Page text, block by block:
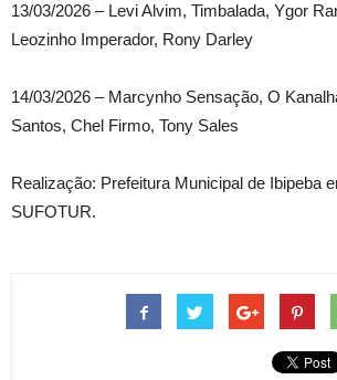
13/03/2026 – Levi Alvim, Timbalada, Ygor
Leozinho Imperador, Rony Darley
14/03/2026 – Marcynho Sensação, O
Santos, Chel Firmo, Tony Sales
Realização: Prefeitura Municipal de Ibipeba
SUFOTUR.